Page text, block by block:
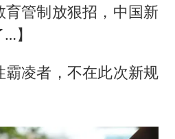
管制放狠招，中国新
】
凌者，不在此次新规